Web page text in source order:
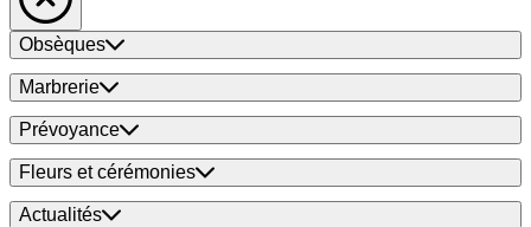
Obsèques
Marbrerie
Prévoyance
Fleurs et cérémonies
Actualités